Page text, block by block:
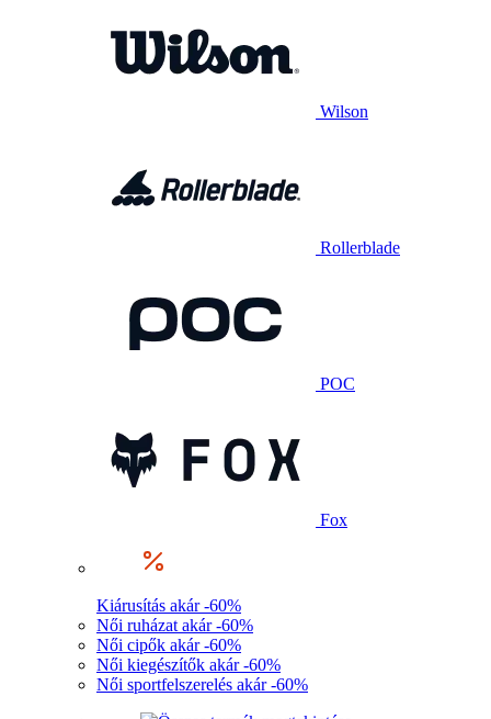
Wilson
Rollerblade
POC
Fox
Kiárusítás akár -60%
Női ruházat akár -60%
Női cipők akár -60%
Női kiegészítők akár -60%
Női sportfelszerelés akár -60%